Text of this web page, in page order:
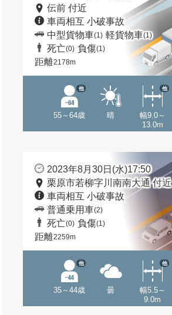
伝前 付近
車両相互 小破事故
中型貨物車(1) 軽貨物車(1)
死亡(0) 負傷(1)
距離2178m
55～64歳
他
晴
幅9.0～
13.0m
他
2023年8月30日(水)17:50
栗原市若柳字川南南大通 付近
車両相互 小破事故
普通乗用車(2)
死亡(0) 負傷(1)
距離2259m
35～44歳
他
曇
幅5.5～
9.0m
他